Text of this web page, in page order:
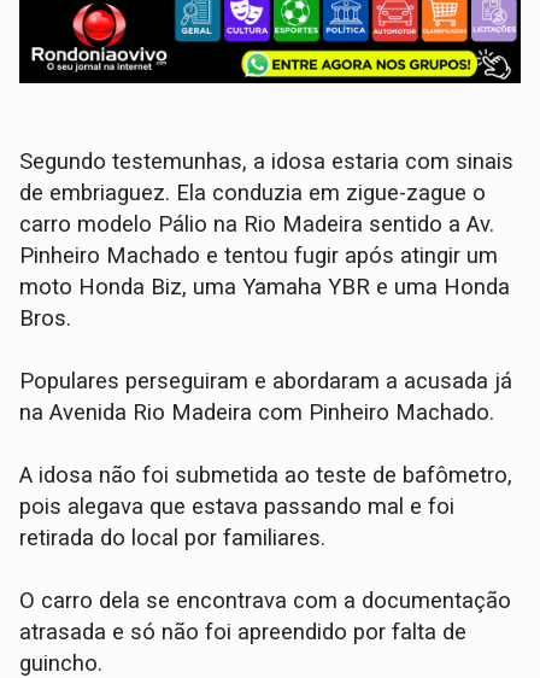
Segundo testemunhas, a idosa estaria com sinais
de embriaguez. Ela conduzia em zigue-zague o
carro modelo Pálio na Rio Madeira sentido a Av.
Pinheiro Machado e tentou fugir após atingir um
moto Honda Biz, uma Yamaha YBR e uma Honda
Bros.
Populares perseguiram e abordaram a acusada já
na Avenida Rio Madeira com Pinheiro Machado.
A idosa não foi submetida ao teste de bafômetro,
pois alegava que estava passando mal e foi
retirada do local por familiares.
O carro dela se encontrava com a documentação
atrasada e só não foi apreendido por falta de
guincho.